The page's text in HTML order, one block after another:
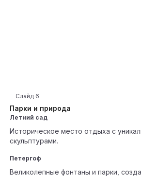
Парки и природа
Слайд 6
Летний сад
Историческое место отдыха с
скульптурами.
Петергоф
Великолепные фонтаны и парки,